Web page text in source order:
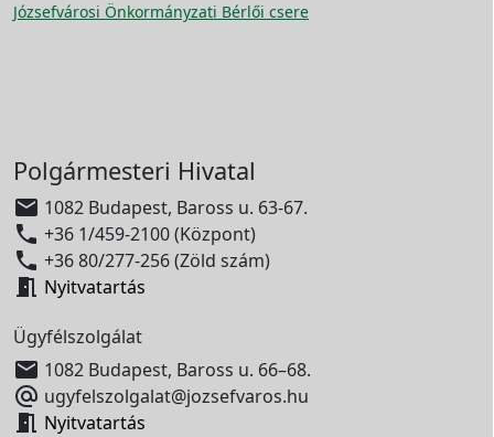
Józsefvárosi Önkormányzati Bérlői csere
Polgármesteri Hivatal
 1082 Budapest, Baross u. 63-67.
 +36 1/459-2100 (Központ)
 +36 80/277-256 (Zöld szám)
 Nyitvatartás
Ügyfélszolgálat
 1082 Budapest, Baross u. 66–68.
 ugyfelszolgalat@jozsefvaros.hu
 Nyitvatartás